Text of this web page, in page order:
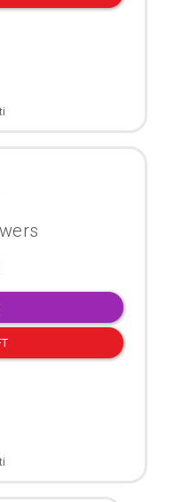
Hizmeti
Hizmeti